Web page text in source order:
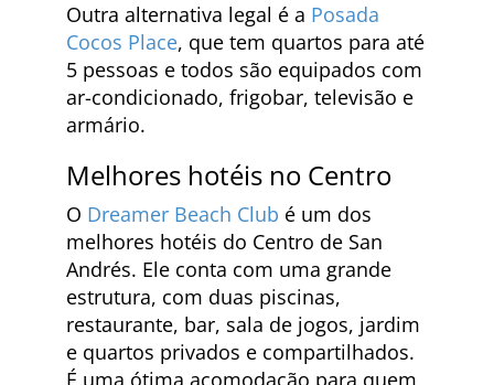
Outra alternativa legal é a Posada
Cocos Place, que tem quartos para até
5 pessoas e todos são equipados com
ar-condicionado, frigobar, televisão e
armário.
Melhores hotéis no Centro
O Dreamer Beach Club é um dos
melhores hotéis do Centro de San
Andrés. Ele conta com uma grande
estrutura, com duas piscinas,
restaurante, bar, sala de jogos, jardim
e quartos privados e compartilhados.
É uma ótima acomodação para quem